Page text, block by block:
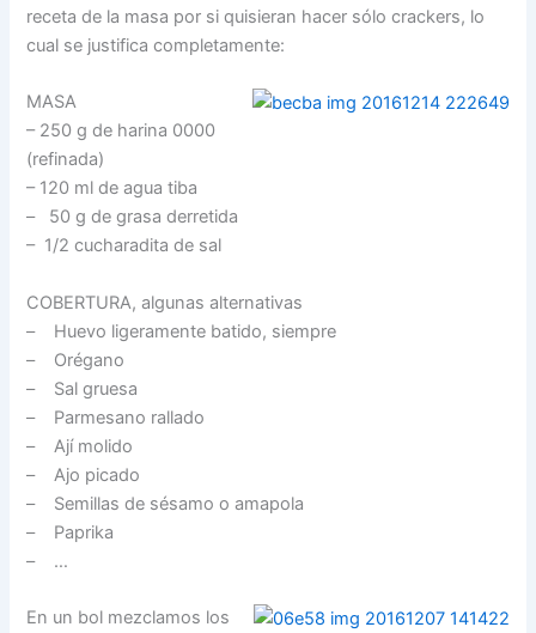
receta de la masa por si quisieran hacer sólo crackers, lo
cual se justifica completamente:
MASA
– 250 g de harina 0000
(refinada)
– 120 ml de agua tiba
– 50 g de grasa derretida
– 1/2 cucharadita de sal
COBERTURA, algunas alternativas
– Huevo ligeramente batido, siempre
– Orégano
– Sal gruesa
– Parmesano rallado
– Ají molido
– Ajo picado
– Semillas de sésamo o amapola
– Paprika
– …
En un bol mezclamos los